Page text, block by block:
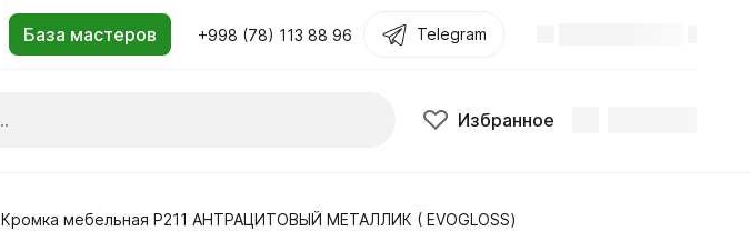
+998 (78) 113 88 96 Telegram
Избранное
Кромка мебельная P211 АНТРАЦИТОВЫЙ МЕТАЛЛИК ( EVOGLOSS)